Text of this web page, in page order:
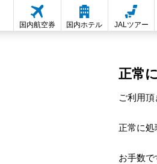
国内航空券 国内ホテル JALツアー
正常
ご利用
正常に処
お手数で